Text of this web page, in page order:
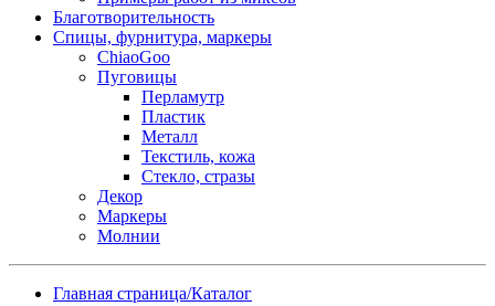
Благотворительность
Спицы, фурнитура, маркеры
ChiaoGoo
Пуговицы
Перламутр
Пластик
Металл
Текстиль, кожа
Стекло, стразы
Декор
Маркеры
Молнии
Главная страница/Каталог